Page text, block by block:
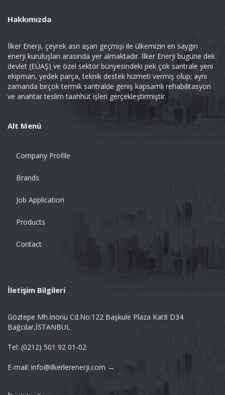
Hakkımızda
İlker Enerji, çeyrek asrı aşan geçmişi ile ülkemizin en saygın
enerji kuruluşları arasında yer almaktadır. İlker Enerji bugüne dek
devlet (EÜAŞ) ve özel sektör bünyesindeki pek çok santrale yeni
ekipman, yedek parça, teknik destek hizmeti vermiş olup; aynı
zamanda birçok termik santralde geniş kapsamlı rehabilitasyon
ve anahtar teslim taahhüt işleri gerçekleştirmiştir.
Alt Menü
Company Profile
Brands
Job Application
Products
Contact
İletişim Bilgileri
Göztepe Mh.İnönü Cd.No:122 Başkule Plaza Kat8 D34
Bağcılar,İSTANBUL
Tel: (0212) 501 92 01-02
E-mail: info@ilkerlerenerji.com →